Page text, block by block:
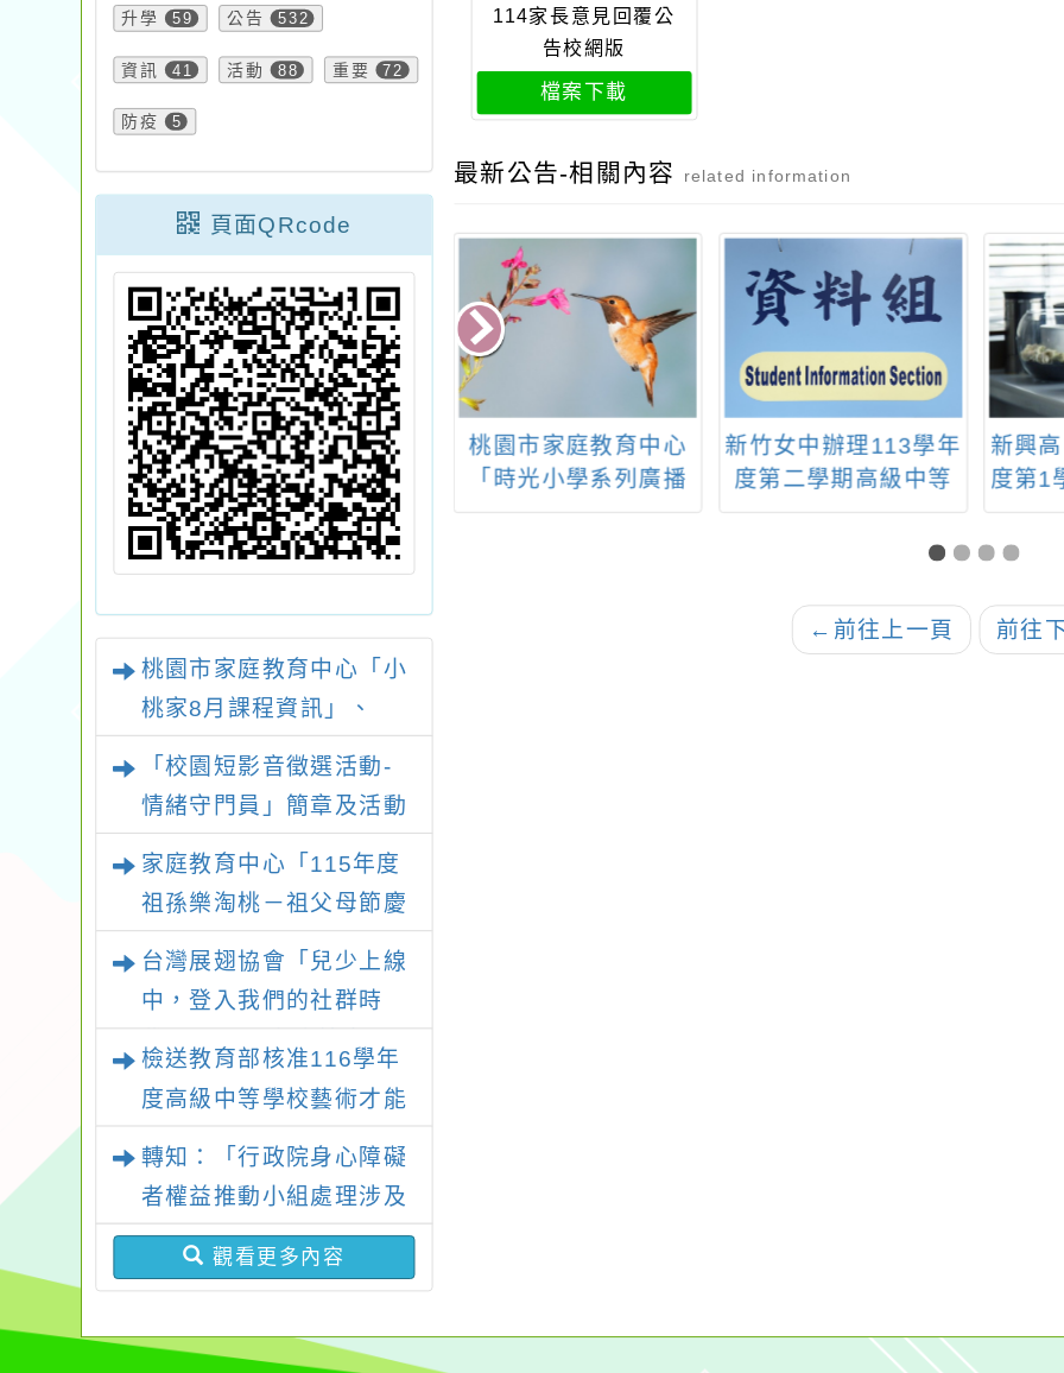
升學 59 公告 532
資訊 41 活動 88 重要 72
防疫 5
頁面QRcode
桃園市家庭教育中心「小
桃家8月課程資訊」、
同樂會」、「邁向下一站
幸福系列講座及成長團
體」海報，惠請貴機關
(學校)運用多元管道宣
導。
「校園短影音徵選活動-
情緒守門員」簡章及活動
家庭教育中心「115年度
祖孫樂淘桃－祖父母節慶
台灣展翅協會「兒少上線
中，登入我們的社群時
檢送教育部核准116學年
度高級中等學校藝術才能
份，請查照。
轉知：「行政院身心障礙
者權益推動小組處理涉及
違反身心障礙者權利公約
申訴案件作業原則」
觀看更多內容
114家長意見回覆公
告校網版
檔案下載
最新公告-相關內容 related information
人中華民國應
管理協會高中
2025夏令營報
法律探索營-2025夏令
營報名開始!!鼓勵有志
於往【法政學群】、
或相關科系探索體驗
的同學踴躍報名參
加。
桃園市家庭教育中心
「時光小學系列廣播
新竹女中辦理113學年
度第二學期高級中等
育資源均質化子計
限—飲食科學學術體
驗營活動
新興
度第1
索，
← 前往上一頁 前往